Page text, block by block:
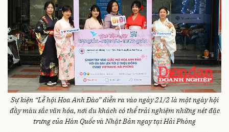
Sự kiện “Lễ hội Hoa Anh Đào” diễn ra vào ngày 21/2 là một ngày hội
đầy màu sắc văn hóa, nơi du khách có thể trải nghiệm những nét đặc
trưng của Hàn Quốc và Nhật Bản ngay tại Hải Phòng